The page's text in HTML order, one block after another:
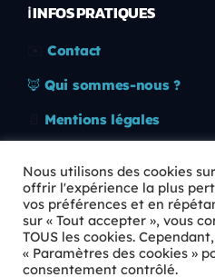
ℹ️ INFOS PRATIQUES
Contact
🦊 Qui sommes-nous ?
Mentions légales
🛡️ RGPD
Copyright © 2026 Animkids.
Nous utilisons des cookies
offrir l'expérience la plus
vos préférences et en
sur « Tout accepter », vous
TOUS les cookies.
« Paramètres des cookies »
consentement contrôlé.